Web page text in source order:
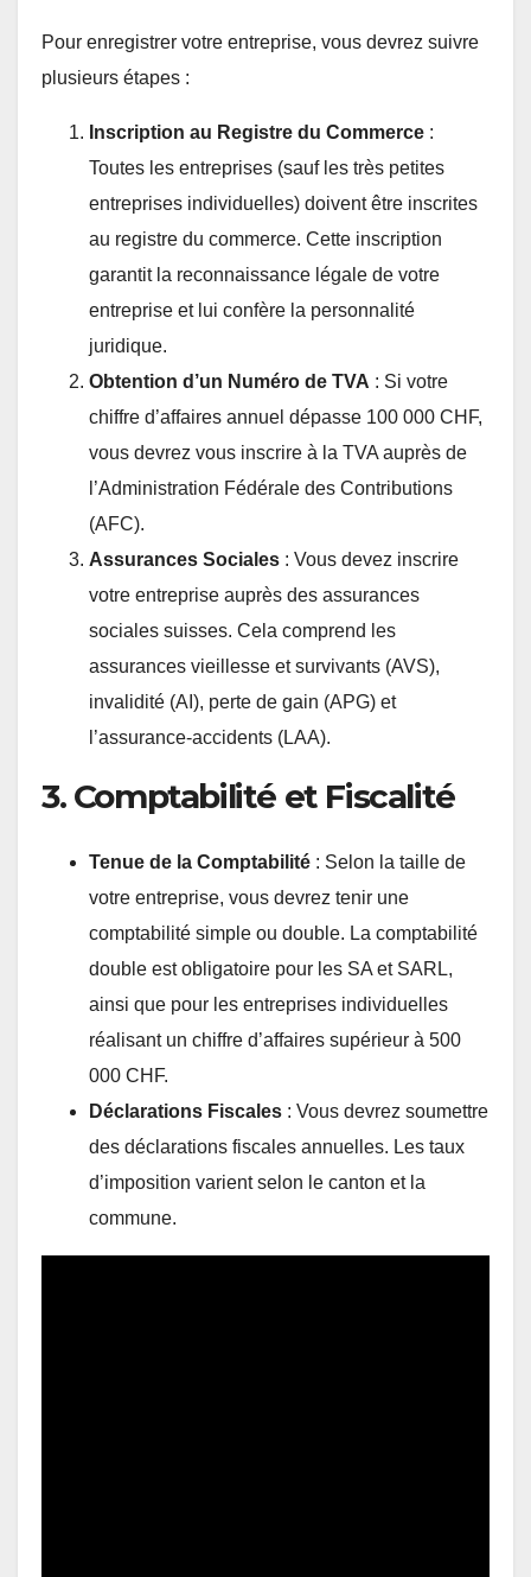
Pour enregistrer votre entreprise, vous devrez suivre
plusieurs étapes :
Inscription au Registre du Commerce :
Toutes les entreprises (sauf les très petites
entreprises individuelles) doivent être inscrites
au registre du commerce. Cette inscription
garantit la reconnaissance légale de votre
entreprise et lui confère la personnalité
juridique.
Obtention d’un Numéro de TVA : Si votre
chiffre d’affaires annuel dépasse 100 000 CHF,
vous devrez vous inscrire à la TVA auprès de
l’Administration Fédérale des Contributions
(AFC).
Assurances Sociales : Vous devez inscrire
votre entreprise auprès des assurances
sociales suisses. Cela comprend les
assurances vieillesse et survivants (AVS),
invalidité (AI), perte de gain (APG) et
l’assurance-accidents (LAA).
3. Comptabilité et Fiscalité
Tenue de la Comptabilité : Selon la taille de
votre entreprise, vous devrez tenir une
comptabilité simple ou double. La comptabilité
double est obligatoire pour les SA et SARL,
ainsi que pour les entreprises individuelles
réalisant un chiffre d’affaires supérieur à 500
000 CHF.
Déclarations Fiscales : Vous devrez soumettre
des déclarations fiscales annuelles. Les taux
d’imposition varient selon le canton et la
commune.